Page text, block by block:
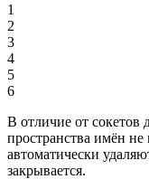
1
2
3
4
5
6
В отличие от сокетов
пространства имён
автоматически
закрывается.